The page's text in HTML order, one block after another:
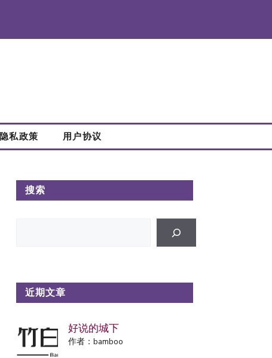
隐私政策 用户协议
搜索
近期文章
好说的城下
作者：bamboo